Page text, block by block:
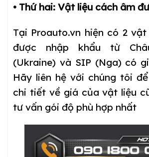
• Thứ hai: Vật liệu cách âm
Tại Proauto.vn hiện có 2
được nhập khẩu từ
(Ukraine) và SIP (Nga) có
Hãy liên hệ với chúng tôi
chi tiết về giá của vật liệu
tư vấn gói độ phù hợp nhất